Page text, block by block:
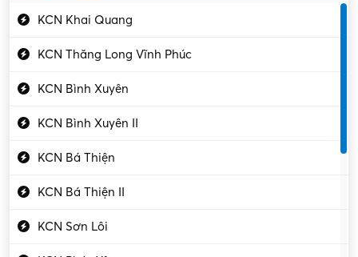
Kỹ sư điện
Kỹ thuật cao
Kỹ thuật mạng – IT
Làm bán thời gian
Lao động phổ thông
Lập trình – Phát triển
Luật – Công chứng
KCN Khai Quang
KCN Thăng Long Vĩnh Phúc
KCN Bình Xuyên
KCN Bình Xuyên II
KCN Bá Thiện
KCN Bá Thiện II
KCN Sơn Lôi